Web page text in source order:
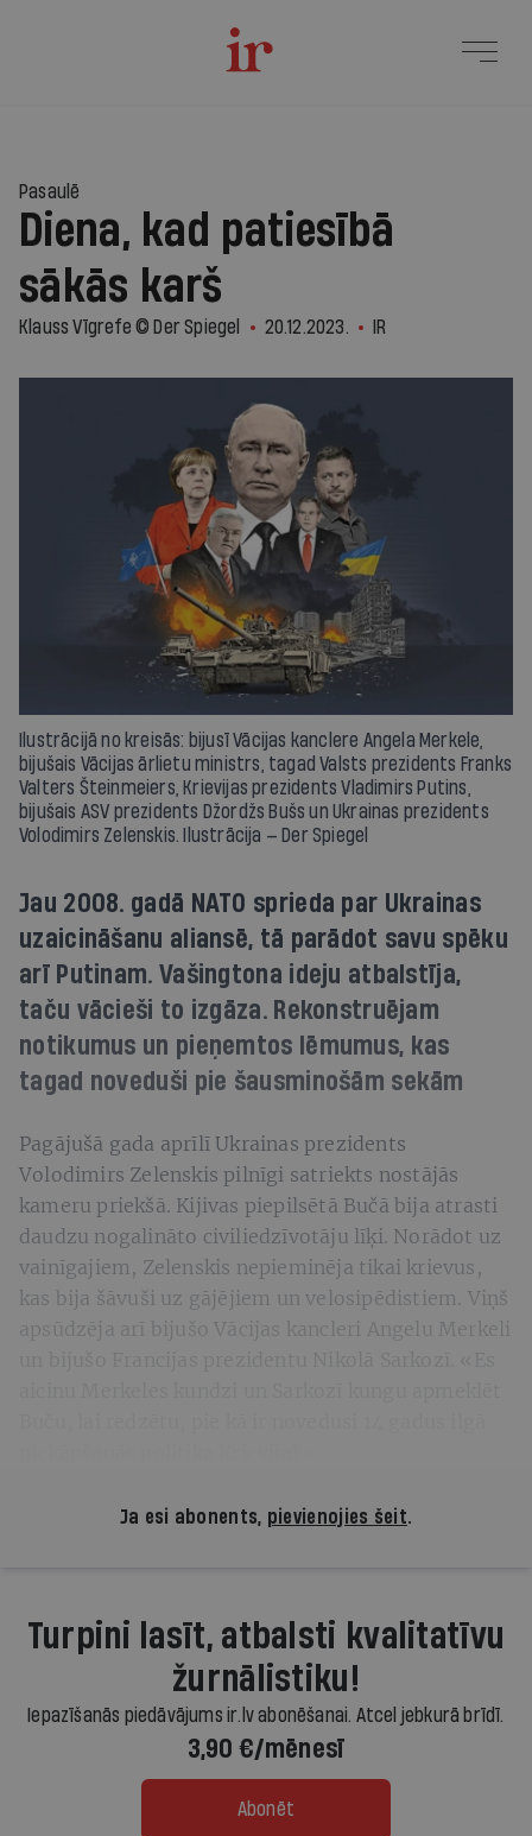
Pasaulē
Diena, kad patiesībā
sākās karš
Klauss Vīgrefe © Der Spiegel 20.12.2023. IR
Ilustrācijā no kreisās: bijusī Vācijas kanclere Angela Merkele,
bijušais Vācijas ārlietu ministrs, tagad Valsts prezidents Franks
Valters Šteinmeiers, Krievijas prezidents Vladimirs Putins,
bijušais ASV prezidents Džordžs Bušs un Ukrainas prezidents
Volodimirs Zelenskis. Ilustrācija — Der Spiegel
Jau 2008. gadā NATO sprieda par Ukrainas
uzaicināšanu aliansē, tā parādot savu spēku
arī Putinam. Vašingtona ideju atbalstīja,
taču vācieši to izgāza. Rekonstruējam
notikumus un pieņemtos lēmumus, kas
tagad noveduši pie šausminošām sekām
Pagājušā gada aprīlī Ukrainas prezidents
Volodimirs Zelenskis pilnīgi satriekts nostājās
kameru priekšā. Kijivas piepilsētā Bučā bija atrasti
daudzu nogalināto civiliedzīvotāju līķi. Norādot uz
vainīgajiem, Zelenskis nepieminēja tikai krievus,
kas bija šāvuši uz gājējiem un velosipēdistiem. Viņš
apsūdzēja arī bijušo Vācijas kancleri Angelu Merkeli
Ja esi abonents, pievienojies šeit.
Turpini lasīt, atbalsti kvalitatīvu
žurnālistiku!
Iepazīšanās piedāvājums ir.lv abonēšanai. Atcel jebkurā brīdī.
3,90 €/mēnesī
Abonēt